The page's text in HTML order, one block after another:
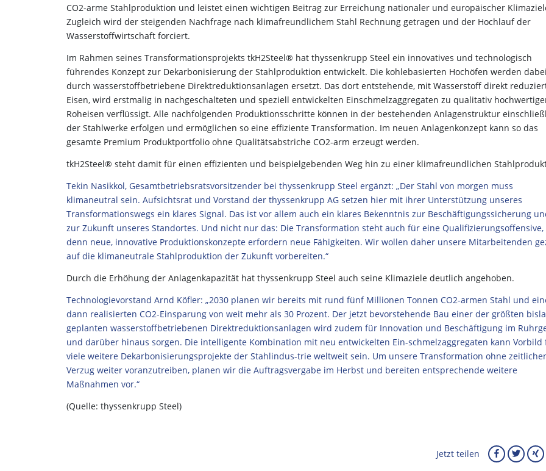
CO2-arme Stahlproduktion und leistet einen wichtigen Beitrag zur Erreichung nationaler und europäischer
Zugleich wird der steigenden Nachfrage nach klimafreundlichem Stahl Rechnung getragen und der Hochlauf der
Wasserstoffwirtschaft forciert.
Im Rahmen seines Transformationsprojekts tkH2Steel® hat thyssenkrupp Steel ein innovatives und technologisch
führendes Konzept zur Dekarbonisierung der Stahlproduktion entwickelt. Die kohlebasierten Hochöfen werden
durch wasserstoffbetriebene Direktreduktionsanlagen ersetzt. Das dort entstehende, mit Wasserstoff direkt
Eisen, wird erstmalig in nachgeschalteten und speziell entwickelten Einschmelzaggregaten zu qualitativ
Roheisen verflüssigt. Alle nachfolgenden Produktionsschritte können in der bestehenden Anlagenstruktur
der Stahlwerke erfolgen und ermöglichen so eine effiziente Transformation. Im neuen Anlagenkonzept kann so das
gesamte Premium Produktportfolio ohne Qualitätsabstriche CO2-arm erzeugt werden.
tkH2Steel® steht damit für einen effizienten und beispielgebenden Weg hin zu einer klimafreundlichen
Tekin Nasikkol, Gesamtbetriebsratsvorsitzender bei thyssenkrupp Steel ergänzt: „Der Stahl von morgen muss
klimaneutral sein. Aufsichtsrat und Vorstand der thyssenkrupp AG setzen hier mit ihrer Unterstützung unseres
Transformationswegs ein klares Signal. Das ist vor allem auch ein klares Bekenntnis zur Beschäftigungssicherung
zur Zukunft unseres Standortes. Und nicht nur das: Die Transformation steht auch für eine Qualifizierungsoffensive,
denn neue, innovative Produktionskonzepte erfordern neue Fähigkeiten. Wir wollen daher unsere Mitarbeitenden
auf die klimaneutrale Stahlproduktion der Zukunft vorbereiten.“
Durch die Erhöhung der Anlagenkapazität hat thyssenkrupp Steel auch seine Klimaziele deutlich angehoben.
Technologievorstand Arnd Köfler: „2030 planen wir bereits mit rund fünf Millionen Tonnen CO2-armen Stahl und
dann realisierten CO2-Einsparung von weit mehr als 30 Prozent. Der jetzt bevorstehende Bau einer der größten
geplanten wasserstoffbetriebenen Direktreduktionsanlagen wird zudem für Innovation und Beschäftigung im
und darüber hinaus sorgen. Die intelligente Kombination mit neu entwickelten Ein-schmelzaggregaten kann Vorbild
viele weitere Dekarbonisierungsprojekte der Stahlindus-trie weltweit sein. Um unsere Transformation ohne
Verzug weiter voranzutreiben, planen wir die Auftragsvergabe im Herbst und bereiten entsprechende weitere
Maßnahmen vor.“
(Quelle: thyssenkrupp Steel)
Jetzt teilen